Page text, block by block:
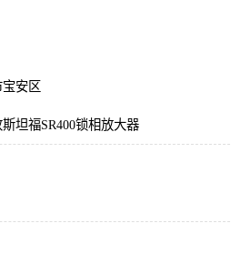
宝安区
坦福SR400锁相放大器